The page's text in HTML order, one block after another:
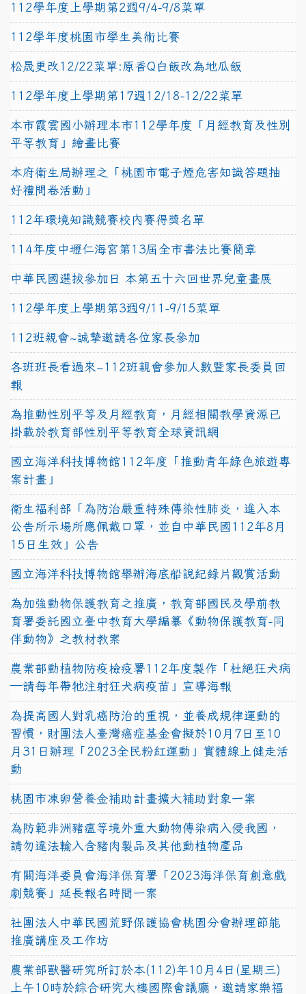
112學年度上學期第2週9/4-9/8菜單
112學年度桃園市學生美術比賽
松晟更改12/22菜單:原香Q白飯改為地瓜飯
112學年度上學期第17週12/18-12/22菜單
本市霞雲國小辦理本市112學年度「月經教育及性別
平等教育」繪畫比賽
本府衛生局辦理之「桃園市電子煙危害知識答題抽
好禮問卷活動」
112年環境知識競賽校內賽得獎名單
114年度中壢仁海宮第13屆全市書法比賽簡章
中華民國選拔參加日 本第五十六回世界兒童畫展
112學年度上學期第3週9/11-9/15菜單
112班親會~誠摯邀請各位家長參加
各班班長看過來~112班親會參加人數暨家長委員回
報
為推動性別平等及月經教育，月經相關教學資源已
掛載於教育部性別平等教育全球資訊網
國立海洋科技博物館112年度「推動青年綠色旅遊專
案計畫」
衛生福利部「為防治嚴重特殊傳染性肺炎，進入本
公告所示場所應佩戴口罩，並自中華民國112年8月
15日生效」公告
國立海洋科技博物館舉辦海底船說紀錄片觀賞活動
為加強動物保護教育之推廣，教育部國民及學前教
育署委託國立臺中教育大學編纂《動物保護教育-同
伴動物》之教材教案
農業部動植物防疫檢疫署112年度製作「杜絕狂犬病
—請每年帶牠注射狂犬病疫苗」宣導海報
為提高國人對乳癌防治的重視，並養成規律運動的
習慣，財團法人臺灣癌症基金會擬於10月7日至10
月31日辦理「2023全民粉紅運動」實體線上健走活
動
桃園市凍卵營養金補助計畫擴大補助對象一案
為防範非洲豬瘟等境外重大動物傳染病入侵我國，
請勿違法輸入含豬肉製品及其他動植物產品
有關海洋委員會海洋保育署「2023海洋保育創意戲
劇競賽」延長報名時間一案
社團法人中華民國荒野保護協會桃園分會辦理節能
推廣講座及工作坊
農業部獸醫研究所訂於本(112)年10月4日(星期三)
上午10時於綜合研究大樓國際會議廳，邀請家樂福